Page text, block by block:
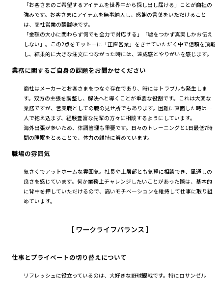
「お客さまのご希望するアイテムを世界中から探し出し届ける」ことが商社の
強みです。お客さまにアイテムを無事納入し、感謝の言葉をいただけること
は、商社営業の醍醐味です。
「金額の大小に関わらず何でも全力で対応する」「嘘をつかず真実しかお伝え
しない」。この2点をモットーに「正直営業」をさせていただく中で信頼を頂戴
し、結果的に大きな注文につながった時には、達成感とやりがいを感じます。
業務に関するご自身の課題をお聞かせください
商社はメーカーとお客さまをつなぐ存在であり、時にはトラブルも発生しま
す。双方の主張を調整し、解決へと導くことが重要な役割です。これは大変な
業務ですが、営業職としての腕の見せ所でもあります。困難に直面した時は一
人で抱え込まず、経験豊富な先輩の方々に相談するようにしています。
海外出張が多いため、体調管理も重要です。日々のトレーニングと1日最低7時
間の睡眠をとることで、体力の維持に努めています。
職場の雰囲気
気さくでアットホームな雰囲気。社長や上層部とも気軽に相談でき、風通しの
良さを感じています。何か業務上チャレンジしたいことがあった際は、基本的
に背中を押していただけるので、高いモチベーションを維持して仕事に取り組
めています。
［ ワークライフバランス ］
仕事とプライベートの切り替えについて
リフレッシュに役立っているのは、大好きな野球観戦です。特にロサンゼル